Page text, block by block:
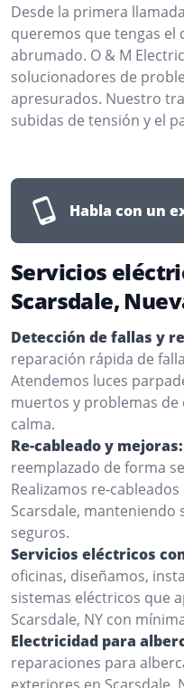
Desde la primera
queremos que tengas el
abrumado. O & M
solucionadores de
apresurados. Nuestro
subidas de tensión y el
Habla con un
Servicios
Scarsdale,
Detección de fallas y
reparación rápida de
Atendemos luces
muertos y problemas de
calma.
Re-cableado y mejoras:
reemplazado de forma
Realizamos re-
Scarsdale, manteniendo
seguros.
Servicios eléctricos
oficinas, diseñamos,
sistemas eléctricos que
Scarsdale, NY con
Electricidad para
reparaciones para